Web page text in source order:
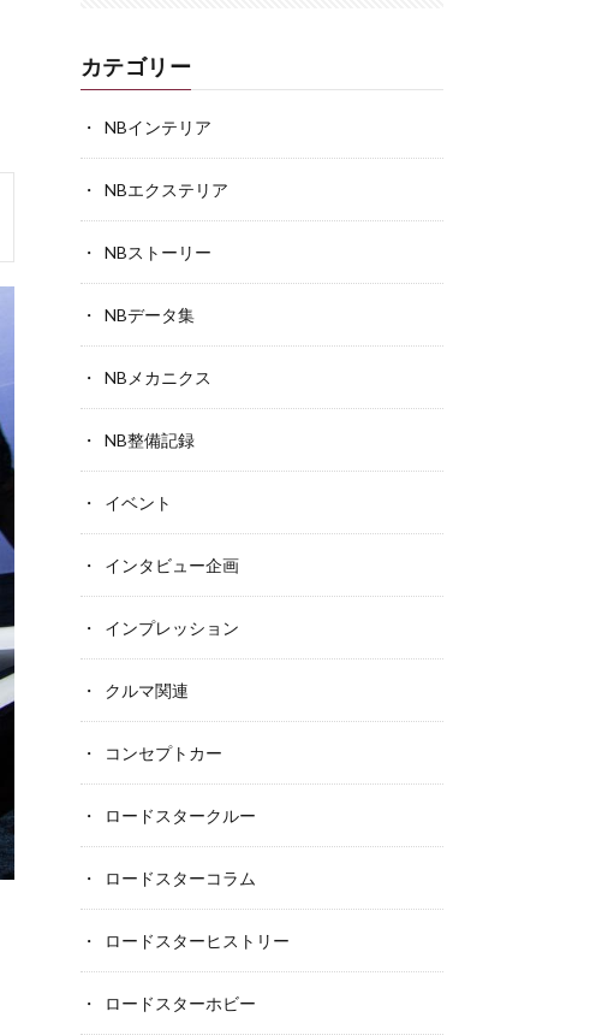
カテゴリー
NBインテリア
NBエクステリア
NBストーリー
NBデータ集
NBメカニクス
NB整備記録
イベント
インタビュー企画
インプレッション
クルマ関連
コンセプトカー
ロードスタークルー
ロードスターコラム
ロードスターヒストリー
ロードスターホビー